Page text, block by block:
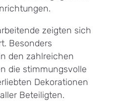
zeigten sich
Besonders
den zahlreichen
die stimmungsvolle
Dekorationen
Beteiligten.